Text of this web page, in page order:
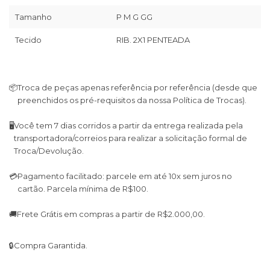
Tamanho P M G GG
Tecido RIB. 2X1 PENTEADA
📦Troca de peças apenas referência por referência (desde que
preenchidos os pré-requisitos da nossa Política de Trocas).
🖥Você tem 7 dias corridos a partir da entrega realizada pela
transportadora/correios para realizar a solicitação formal de
Troca/Devolução.
💳Pagamento facilitado: parcele em até 10x sem juros no
cartão. Parcela mínima de R$100.
🚚Frete Grátis em compras a partir de R$2.000,00.
🔒Compra Garantida.